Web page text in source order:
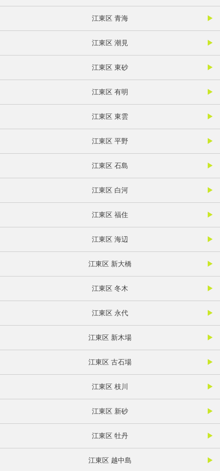
江東区 青海
江東区 潮見
江東区 東砂
江東区 有明
江東区 東雲
江東区 平野
江東区 石島
江東区 白河
江東区 福住
江東区 海辺
江東区 新大橋
江東区 冬木
江東区 永代
江東区 新木場
江東区 古石場
江東区 枝川
江東区 新砂
江東区 牡丹
江東区 越中島